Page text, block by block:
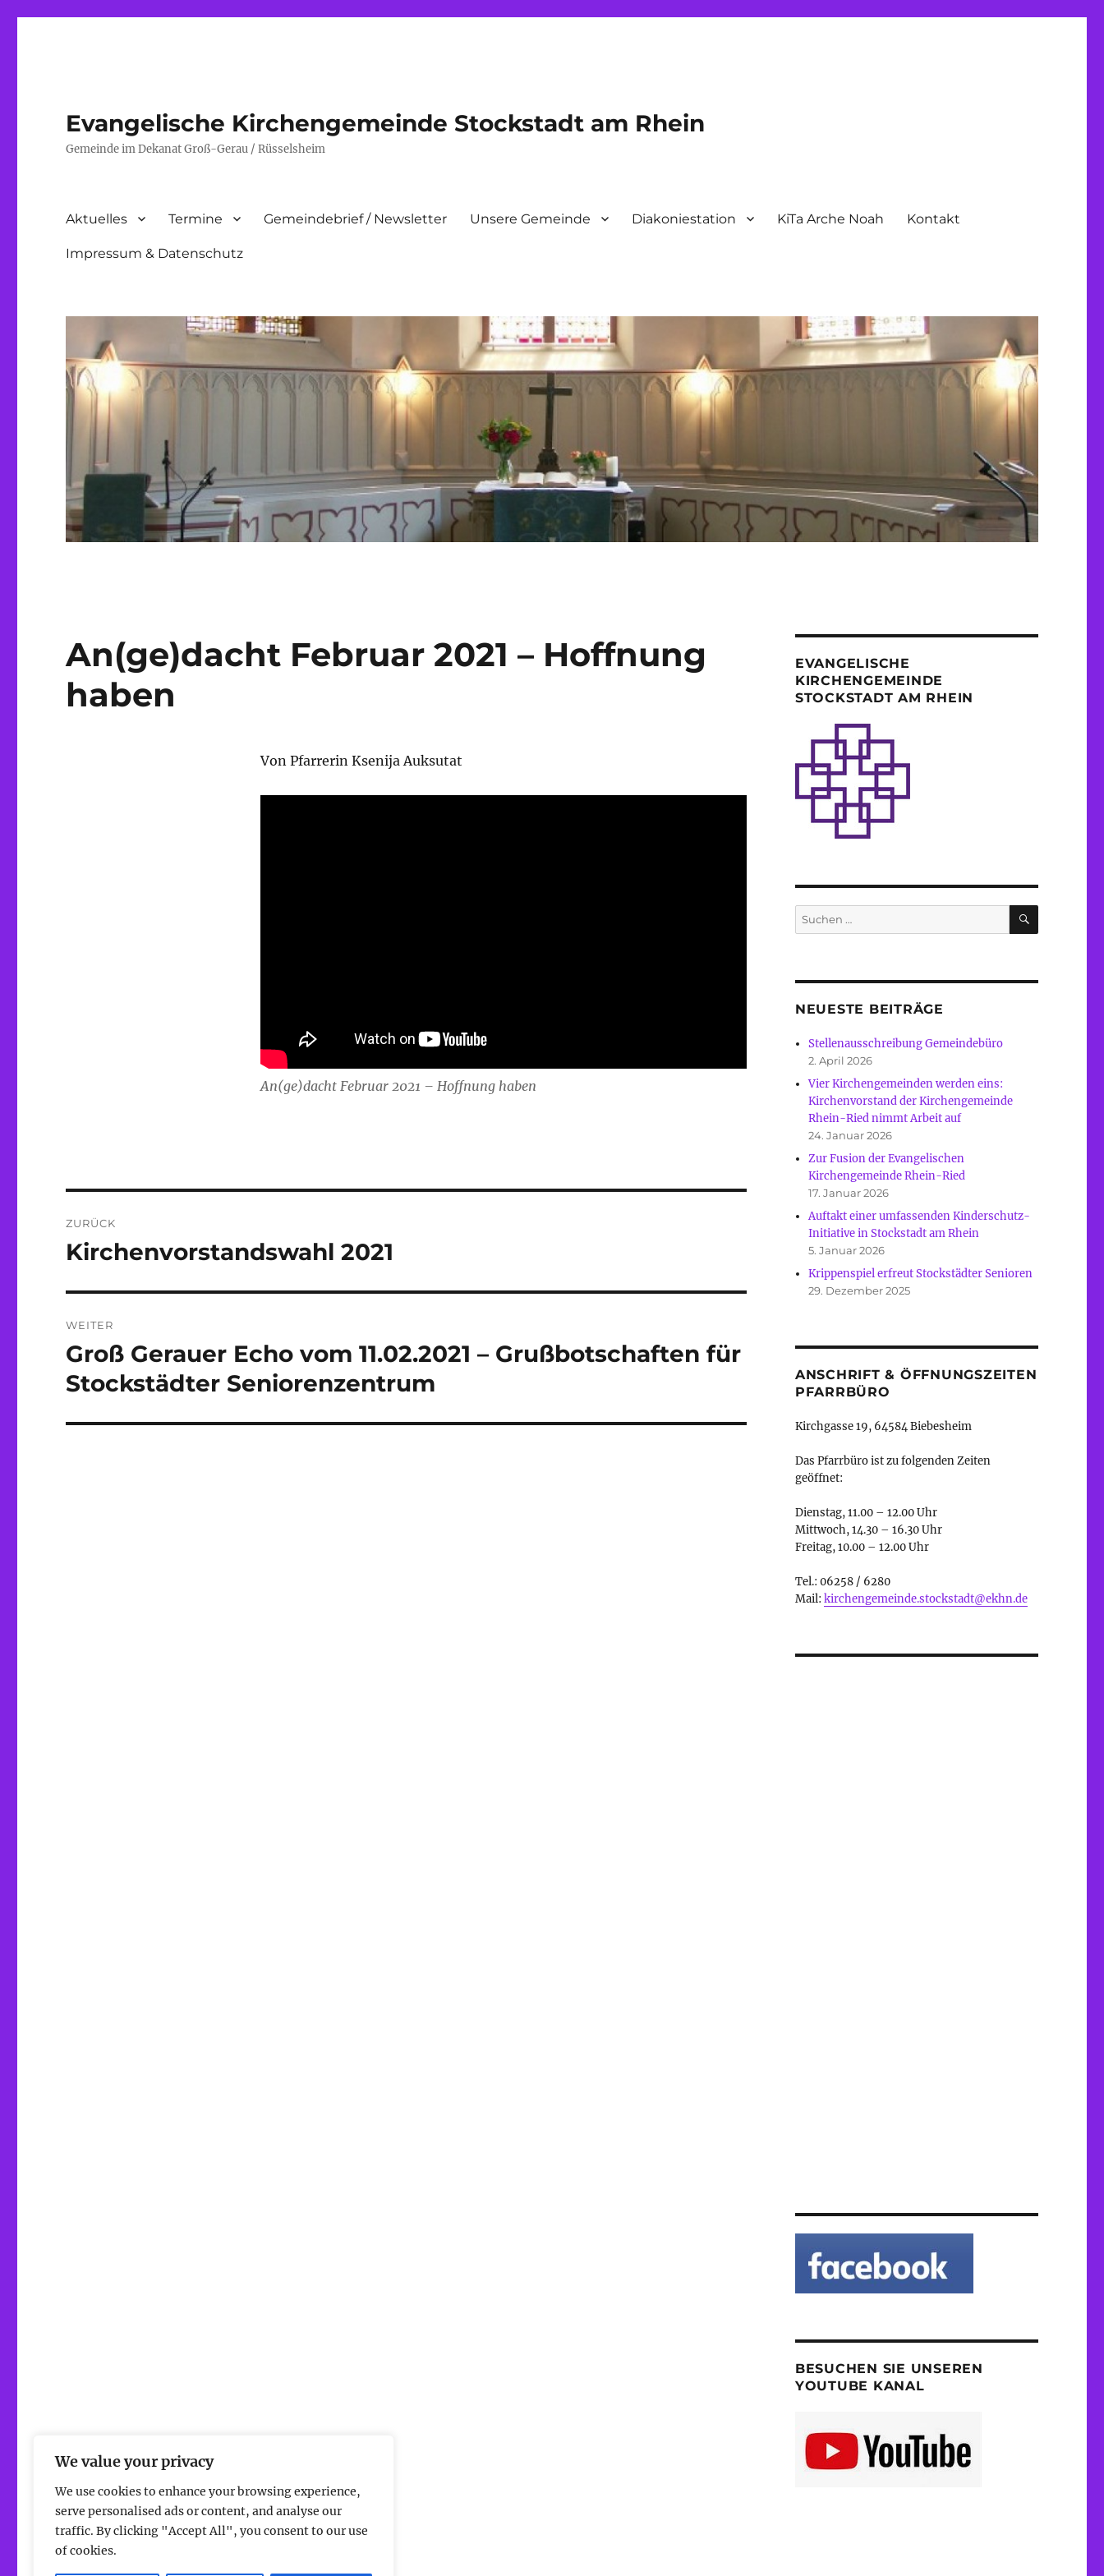
We value your privacy
We use cookies to enhance your browsing experience,
serve personalised ads or content, and analyse our
traffic. By clicking "Accept All", you consent to our use
of cookies.
Evangelische Kirchengemeinde Stockstadt am Rhein
Gemeinde im Dekanat Groß-Gerau / Rüsselsheim
Aktuelles Termine Gemeindebrief / Newsletter Unsere Gemeinde Diakoniestation KiTa Arche Noah Kontakt
Impressum & Datenschutz
An(ge)dacht Februar 2021 – Hoffnung
haben
Von Pfarrerin Ksenija Auksutat
An(ge)dacht Februar 2021 – Hoffnung haben
ZURÜCK
Vorheriger
Kirchenvorstandswahl 2021
WEITER
Nächster
Beitrag:
Groß Gerauer Echo vom 11.02.2021 – Grußbotschaften für
Stockstädter Seniorenzentrum
EVANGELISCHE
KIRCHENGEMEINDE
STOCKSTADT AM RHEIN
Suche
nach:
SUCHEN
NEUESTE BEITRÄGE
Stellenausschreibung Gemeindebüro
2. April 2026
Vier Kirchengemeinden werden eins:
Kirchenvorstand der Kirchengemeinde
Rhein-Ried nimmt Arbeit auf
24. Januar 2026
Zur Fusion der Evangelischen
Kirchengemeinde Rhein-Ried
17. Januar 2026
Auftakt einer umfassenden Kinderschutz-
Initiative in Stockstadt am Rhein
5. Januar 2026
Krippenspiel erfreut Stockstädter Senioren
29. Dezember 2025
ANSCHRIFT & ÖFFNUNGSZEITEN
PFARRBÜRO
Kirchgasse 19, 64584 Biebesheim
Das Pfarrbüro ist zu folgenden Zeiten
geöffnet:
Dienstag, 11.00 – 12.00 Uhr
Mittwoch, 14.30 – 16.30 Uhr
Freitag, 10.00 – 12.00 Uhr
Tel.: 06258 / 6280
Mail: kirchengemeinde.stockstadt@ekhn.de
BESUCHEN SIE UNSEREN
YOUTUBE KANAL